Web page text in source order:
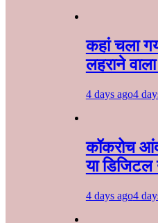
कहां चला
लहराने
4 days ago4
कॉकरोच
या डिजिटल
4 days ago4